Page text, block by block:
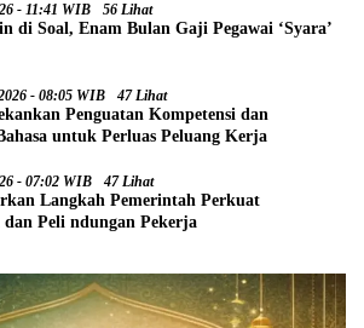
- 11:41 WIB 56 Lihat
di Soal, Enam Bulan Gaji Pegawai ‘Syara’
- 08:05 WIB 47 Lihat
Penguatan Kompetensi dan
untuk Perluas Peluang Kerja
- 07:02 WIB 47 Lihat
Langkah Pemerintah Perkuat
dan Peli ndungan Pekerja